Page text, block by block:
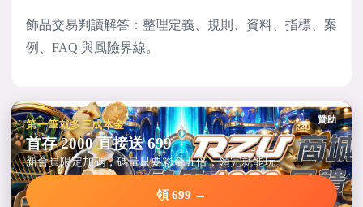
飾品交易判讀解答：整理定義、規則、資料、指標、案
例、FAQ 與風險界線。
贊助
第一筆就多三成本金
首存 2000 直接送 699
新會員限定加碼，碼量只要彩金五倍，領完就能玩。
領 699 →